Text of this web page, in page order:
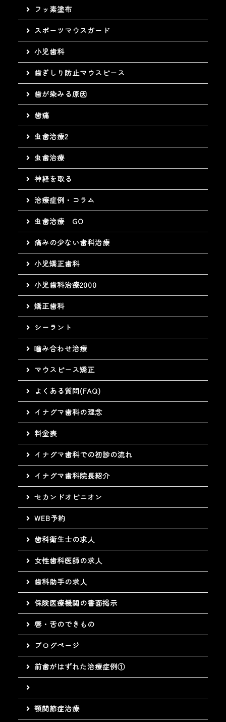
フッ素塗布
スポーツマウスガード
小児歯科
歯ぎしり防止マウスピース
歯が染みる原因
歯痛
虫歯治療2
虫歯治療
神経を取る
治療症例・コラム
虫歯治療 GO
痛みの少ない歯科治療
小児矯正歯科
小児歯科治療2000
矯正歯科
シーラント
嚙み合わせ治療
マウスピース矯正
よくある質問(FAQ)
イナグマ歯科の理念
料金表
イナグマ歯科での初診の流れ
イナグマ歯科院長紹介
セカンドオピニオン
WEB予約
歯科衛生士の求人
女性歯科医師の求人
歯科助手の求人
保険医療機関の書面掲示
唇・舌のできもの
ブログページ
前歯がはずれた治療症例①
顎関節症治療